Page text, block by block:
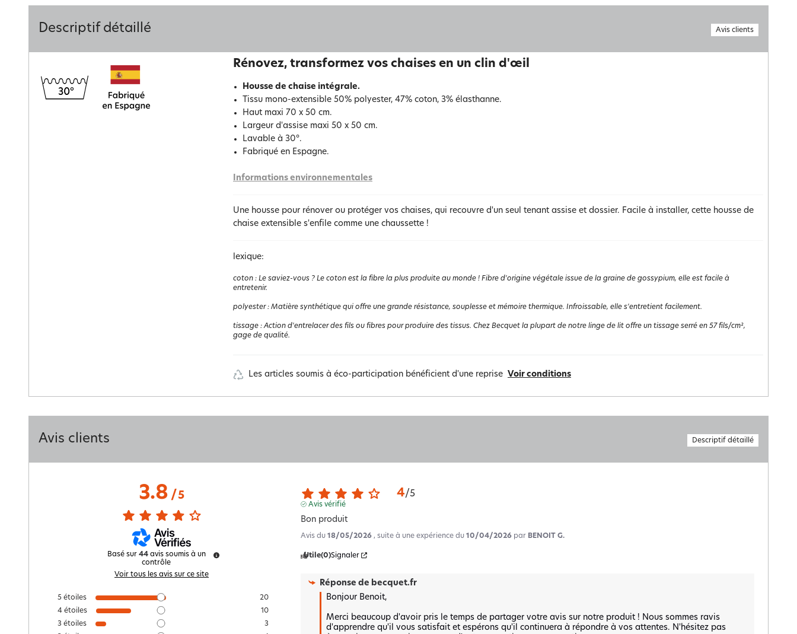
Descriptif détaillé Avis clients
Rénovez, transformez vos chaises en un clin d'œil
Housse de chaise intégrale.
Tissu mono-extensible 50% polyester, 47% coton, 3% élasthanne.
Haut maxi 70 x 50 cm.
Largeur d'assise maxi 50 x 50 cm.
Lavable à 30°.
Fabriqué en Espagne.
Informations environnementales
Une housse pour rénover ou protéger vos chaises, qui recouvre d'un seul tenant assise et dossier. Facile à installer, cette housse de
chaise extensible s'enfile comme une chaussette !
lexique:
coton : Le saviez-vous ? Le coton est la fibre la plus produite au monde ! Fibre d'origine végétale issue de la graine de gossypium, elle est facile à
entretenir.
polyester: Matière synthétique qui offre une grande résistance, souplesse et mémoire thermique. Infroissable, elle s'entretient facilement.
tissage :Action d'entrelacer des fils ou fibres pour produire des tissus. Chez Becquet la plupart de notre linge de lit offre un tissage serré en 57 fils/cm²,
gage de qualité.
Les articles soumis à éco-participation bénéficient d'une reprise Voir conditions
Avis clients Descriptif détaillé
3.8/ 5
Basé sur 44 avis soumis à un
contrôle
Voir tous les avis sur ce site
5 étoiles
20
4 étoiles
10
3 étoiles
3
4/5
Avis vérifié
Bon produit
Avis du18/05/2026 , suite à une expérience du10/04/2026 par BENOIT G.
Utile(0)Signaler
Réponse de becquet.fr
Bonjour Benoit,
Merci beaucoup d'avoir pris le temps de partager votre avis sur notre produit ! Nous sommes ravis
d'apprendre qu'il vous satisfait et espérons qu'il continuera à répondre à vos attentes. N'hésitez pas